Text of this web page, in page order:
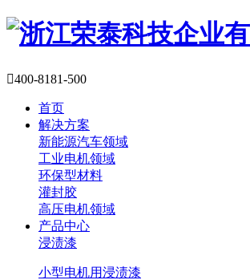
400-8181-500
首页
解决方案
新能源汽车领域
工业电机领域
环保型材料
灌封胶
高压电机领域
产品中心
浸渍漆
小型电机用浸渍漆